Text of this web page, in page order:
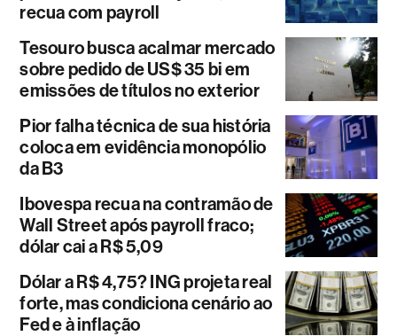
recua com payroll
Tesouro busca acalmar mercado
sobre pedido de US$ 35 bi em
emissões de títulos no exterior
Pior falha técnica de sua história
coloca em evidência monopólio
da B3
Ibovespa recua na contramão de
Wall Street após payroll fraco;
dólar cai a R$ 5,09
Dólar a R$ 4,75? ING projeta real
forte, mas condiciona cenário ao
Fed e à inflação